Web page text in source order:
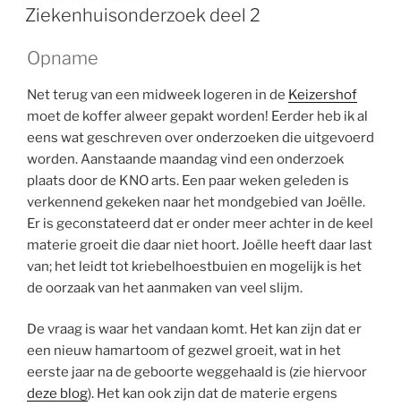
OP
Ziekenhuisonderzoek deel 2
Opname
Net terug van een midweek logeren in de Keizershof
moet de koffer alweer gepakt worden! Eerder heb ik al
eens wat geschreven over onderzoeken die uitgevoerd
worden. Aanstaande maandag vind een onderzoek
plaats door de KNO arts. Een paar weken geleden is
verkennend gekeken naar het mondgebied van Joëlle.
Er is geconstateerd dat er onder meer achter in de keel
materie groeit die daar niet hoort. Joëlle heeft daar last
van; het leidt tot kriebelhoestbuien en mogelijk is het
de oorzaak van het aanmaken van veel slijm.
De vraag is waar het vandaan komt. Het kan zijn dat er
een nieuw hamartoom of gezwel groeit, wat in het
eerste jaar na de geboorte weggehaald is (zie hiervoor
deze blog). Het kan ook zijn dat de materie ergens